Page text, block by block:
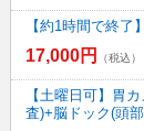
【約1時間で終
17,000円 （税込）
【土曜日可】胃
査)+脳ドック(頭